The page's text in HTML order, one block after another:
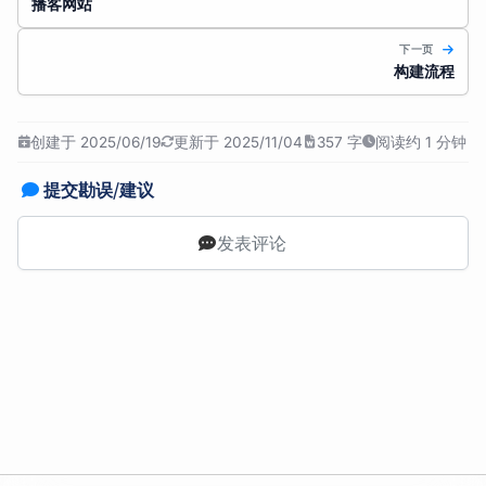
播客网站
下一页
构建流程
创建于 2025/06/19 更新于 2025/11/04 357 字 阅读约 1 分钟
提交勘误/建议
发表评论